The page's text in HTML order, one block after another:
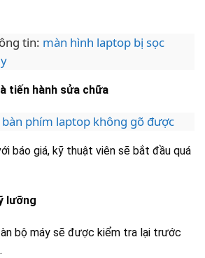
tin: màn hình laptop bị sọc
tiến hành sửa chữa
bàn phím laptop không gõ được
báo giá, kỹ thuật viên sẽ bắt đầu quá
lưỡng
bộ máy sẽ được kiểm tra lại trước